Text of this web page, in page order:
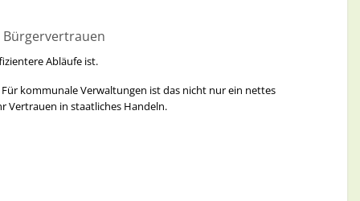
Abläufe ist.
kommunale Verwaltungen ist das nicht nur ein nettes
Vertrauen in staatliches Handeln.